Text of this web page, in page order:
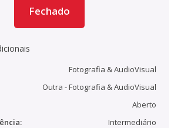
Fechado
Fotografia & AudioVisual
Outra - Fotografia & AudioVisual
Aberto
Intermediário